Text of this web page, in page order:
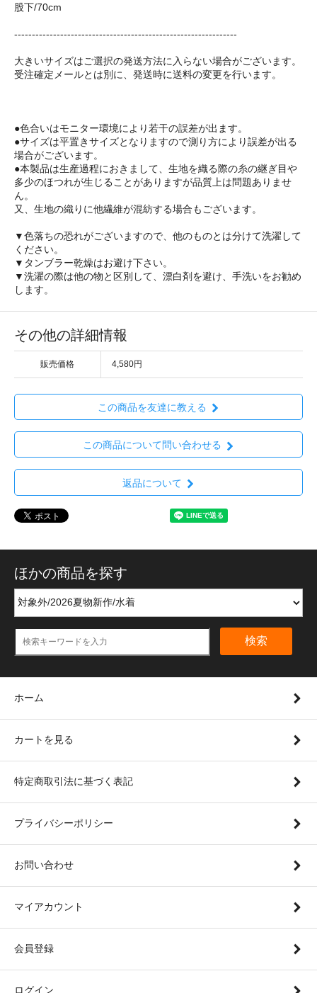
股下/70cm
---------------------------------------------------------------
大きいサイズはご選択の発送方法に入らない場合がございます。
受注確定メールとは別に、発送時に送料の変更を行います。
●色合いはモニター環境により若干の誤差が出ます。
●サイズは平置きサイズとなりますので測り方により誤差が出る
場合がございます。
●本製品は生産過程におきまして、生地を織る際の糸の継ぎ目や
多少のほつれが生じることがありますが品質上は問題ありませ
ん。
又、生地の織りに他繊維が混紡する場合もございます。
▼色落ちの恐れがございますので、他のものとは分けて洗濯して
ください。
▼タンブラー乾燥はお避け下さい。
▼洗濯の際は他の物と区別して、漂白剤を避け、手洗いをお勧め
します。
その他の詳細情報
販売価格 4,580円
この商品を友達に教える
この商品について問い合わせる
返品について
ほかの商品を探す
検索
ホーム
カートを見る
特定商取引法に基づく表記
プライバシーポリシー
お問い合わせ
マイアカウント
会員登録
ログイン